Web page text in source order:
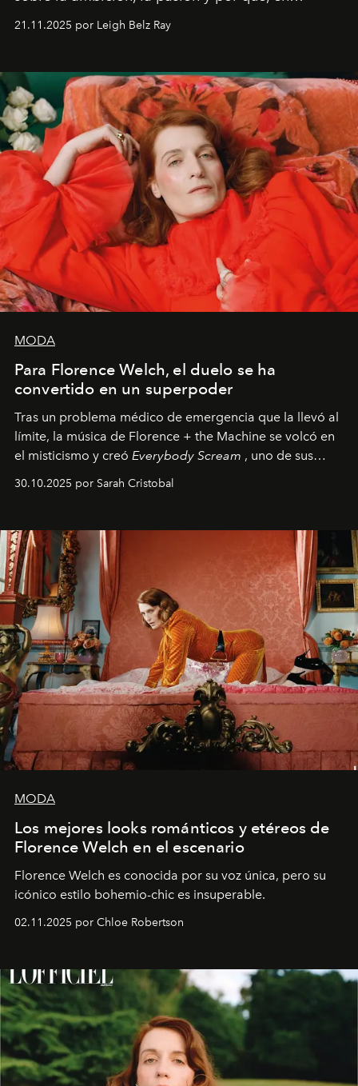
ocasiones, la introspección puede esperar. “Es
importa si no lo entienden’”, confiesa.
21.11.2025 por Leigh Belz Ray
MODA
Para Florence Welch, el duelo se ha
convertido en un superpoder
Tras un problema médico de emergencia que la llevó al
límite, la música de Florence + the Machine se volcó en
el misticismo y creó Everybody Scream , uno de sus
álbumes más profundos hasta la fecha.
30.10.2025 por Sarah Cristobal
MODA
Los mejores looks románticos y etéreos de
Florence Welch en el escenario
Florence Welch es conocida por su voz única, pero su
icónico estilo bohemio-chic es insuperable.
02.11.2025 por Chloe Robertson